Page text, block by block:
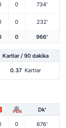
0 734'
0 232'
0 966'
Kartlar / 90 dakika
0.37 Kartlar
PEN Dk'
0 676'